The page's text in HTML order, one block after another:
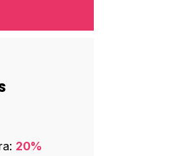
20%